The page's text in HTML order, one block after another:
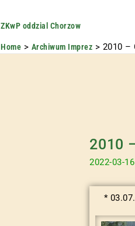
ZKwP oddzial Chorzow
Home Archiwum Imprez 2010 –
2010
2022-03-16
*